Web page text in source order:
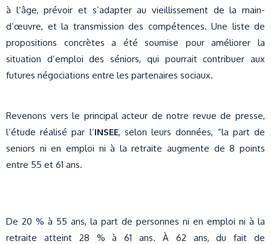
à l’âge, prévoir et s’adapter au vieillissement de la main-
d’œuvre, et la transmission des compétences. Une liste de
propositions concrètes a été soumise pour améliorer la
situation d’emploi des séniors, qui pourrait contribuer aux
futures négociations entre les partenaires sociaux.
Revenons vers le principal acteur de notre revue de presse,
l’étude réalisé par l’INSEE, selon leurs données, “la part de
seniors ni en emploi ni à la retraite augmente de 8 points
entre 55 et 61 ans.
De 20 % à 55 ans, la part de personnes ni en emploi ni à la
retraite atteint 28 % à 61 ans. À 62 ans, du fait de